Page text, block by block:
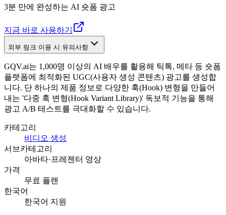
3분 만에 완성하는 AI 숏폼 광고
지금 바로 사용하기
외부 링크 이용 시 유의사항
GQV.ai는 1,000명 이상의 AI 배우를 활용해 틱톡, 메타 등 숏폼
플랫폼에 최적화된 UGC(사용자 생성 콘텐츠) 광고를 생성합
니다. 단 하나의 제품 정보로 다양한 훅(Hook) 변형을 만들어
내는 '다중 훅 변형(Hook Variant Library)' 독보적 기능을 통해
광고 A/B 테스트를 극대화할 수 있습니다.
카테고리
비디오 생성
서브카테고리
아바타·프레젠터 영상
가격
무료 플랜
한국어
한국어 지원